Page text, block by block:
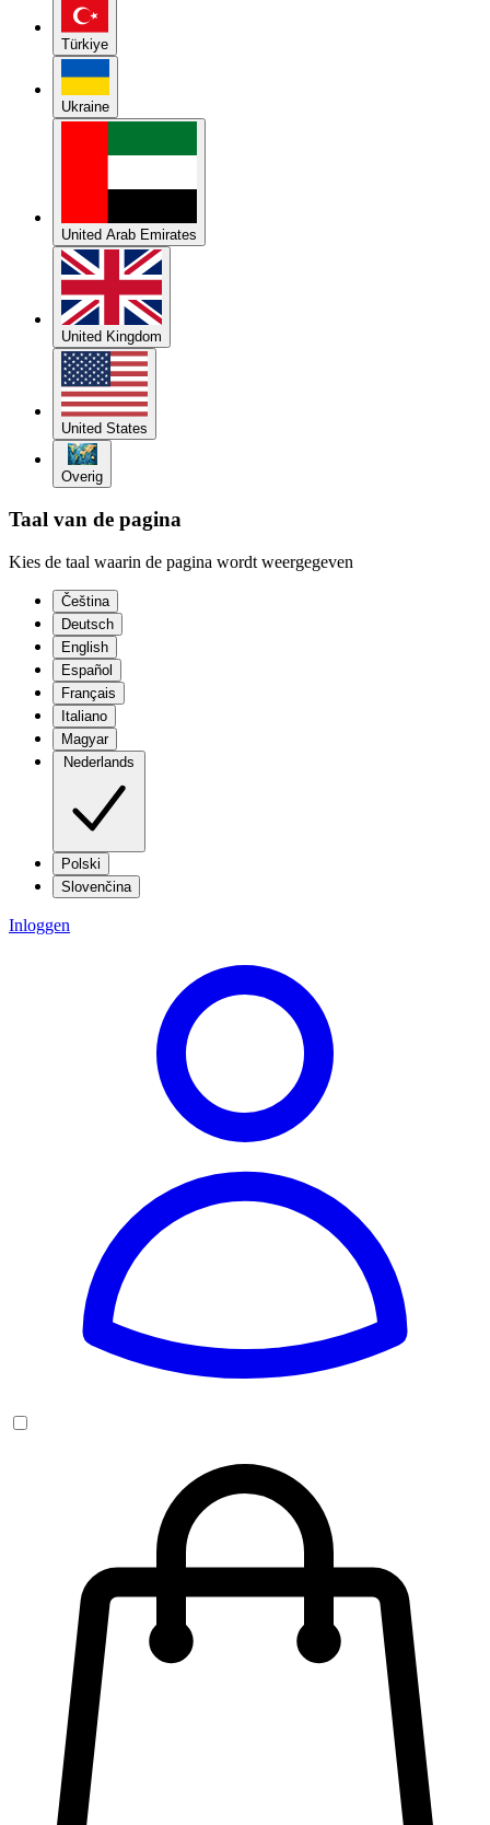
Türkiye
Ukraine
United Arab Emirates
United Kingdom
United States
Overig
Taal van de pagina
Kies de taal waarin de pagina wordt weergegeven
Čeština
Deutsch
English
Español
Français
Italiano
Magyar
Nederlands
Polski
Slovenčina
Inloggen